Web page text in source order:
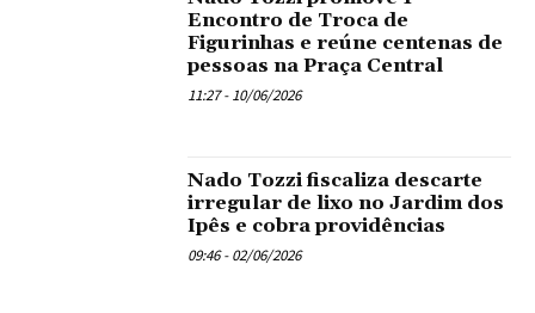
Encontro de Troca de
Figurinhas e reúne centenas de
pessoas na Praça Central
11:27 - 10/06/2026
Nado Tozzi fiscaliza descarte
irregular de lixo no Jardim dos
Ipês e cobra providências
09:46 - 02/06/2026